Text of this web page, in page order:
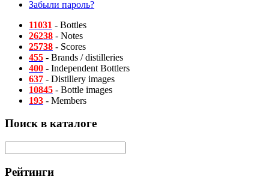
Забыли пароль?
11031 - Bottles
26238 - Notes
25738 - Scores
455 - Brands / distilleries
400 - Independent Bottlers
637 - Distillery images
10845 - Bottle images
193 - Members
Поиск в каталоге
Рейтинги